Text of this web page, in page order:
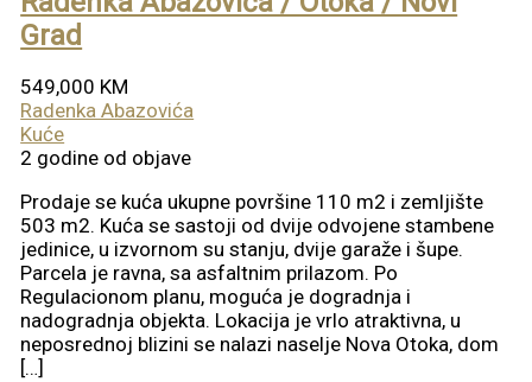
Grad
549,000 KM
Radenka Abazovića
Kuće
2 godine od objave
Prodaje se kuća ukupne površine 110 m2 i zemljište
503 m2. Kuća se sastoji od dvije odvojene stambene
jedinice, u izvornom su stanju, dvije garaže i šupe.
Parcela je ravna, sa asfaltnim prilazom. Po
Regulacionom planu, moguća je dogradnja i
nadogradnja objekta. Lokacija je vrlo atraktivna, u
neposrednoj blizini se nalazi naselje Nova Otoka, dom
[…]